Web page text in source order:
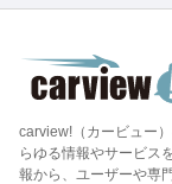
carview!（カービュー
らゆる情報やサービス
報から、ユーザーや専